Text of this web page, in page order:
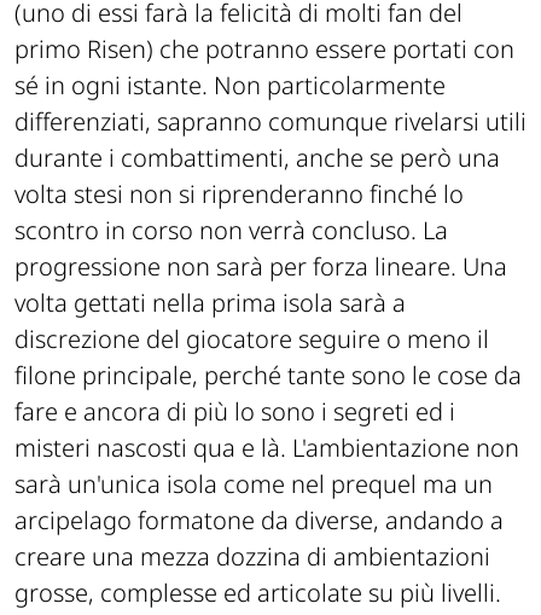
(uno di essi farà la felicità di molti fan del
primo Risen) che potranno essere portati con
sé in ogni istante. Non particolarmente
differenziati, sapranno comunque rivelarsi utili
durante i combattimenti, anche se però una
volta stesi non si riprenderanno finché lo
scontro in corso non verrà concluso. La
progressione non sarà per forza lineare. Una
volta gettati nella prima isola sarà a
discrezione del giocatore seguire o meno il
filone principale, perché tante sono le cose da
fare e ancora di più lo sono i segreti ed i
misteri nascosti qua e là. L'ambientazione non
sarà un'unica isola come nel prequel ma un
arcipelago formatone da diverse, andando a
creare una mezza dozzina di ambientazioni
grosse, complesse ed articolate su più livelli.